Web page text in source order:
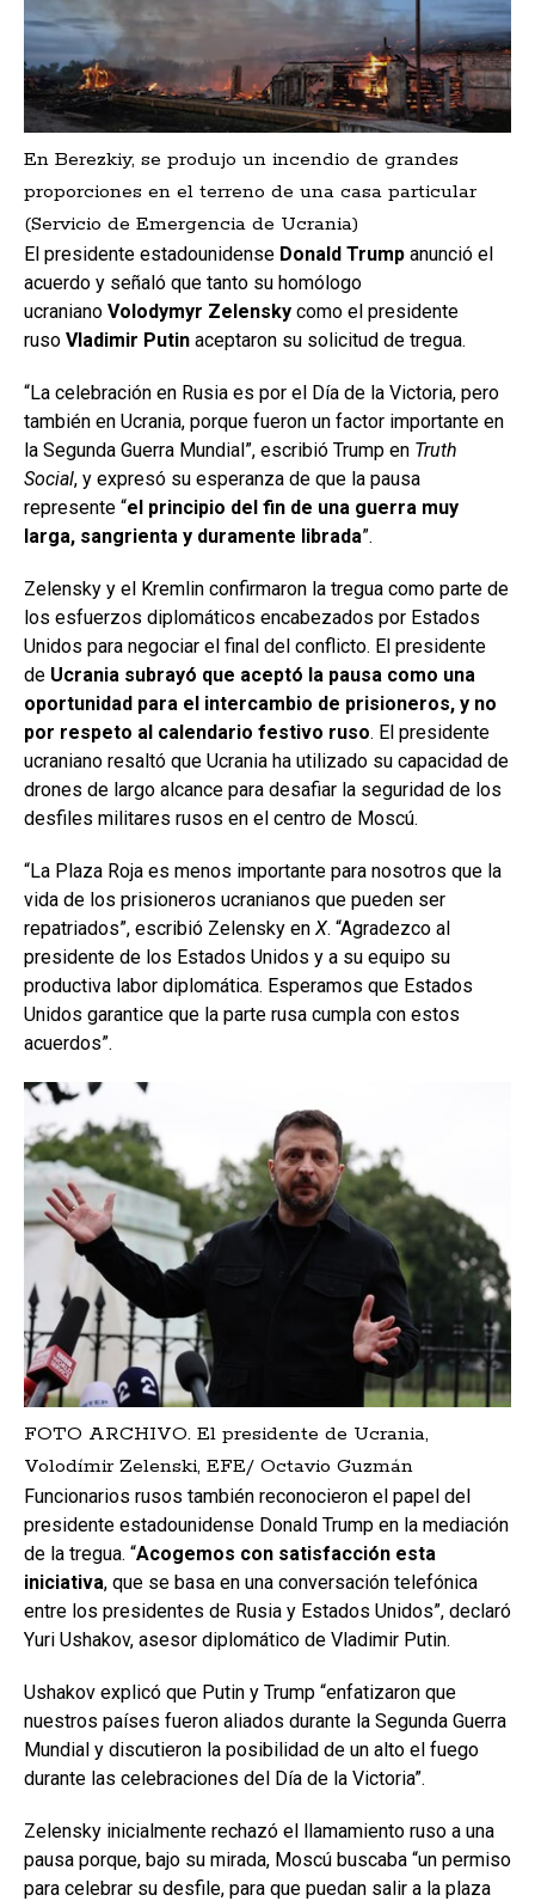
En Berezkiy, se produjo un incendio de grandes
proporciones en el terreno de una casa particular
(Servicio de Emergencia de Ucrania)
El presidente estadounidense Donald Trump anunció el
acuerdo y señaló que tanto su homólogo
ucraniano Volodymyr Zelensky como el presidente
ruso Vladimir Putin aceptaron su solicitud de tregua.
“La celebración en Rusia es por el Día de la Victoria, pero
también en Ucrania, porque fueron un factor importante en
la Segunda Guerra Mundial”, escribió Trump en Truth
Social, y expresó su esperanza de que la pausa
represente “el principio del fin de una guerra muy
larga, sangrienta y duramente librada”.
Zelensky y el Kremlin confirmaron la tregua como parte de
los esfuerzos diplomáticos encabezados por Estados
Unidos para negociar el final del conflicto. El presidente
de Ucrania subrayó que aceptó la pausa como una
oportunidad para el intercambio de prisioneros, y no
por respeto al calendario festivo ruso. El presidente
ucraniano resaltó que Ucrania ha utilizado su capacidad de
drones de largo alcance para desafiar la seguridad de los
desfiles militares rusos en el centro de Moscú.
“La Plaza Roja es menos importante para nosotros que la
vida de los prisioneros ucranianos que pueden ser
repatriados”, escribió Zelensky en X. “Agradezco al
presidente de los Estados Unidos y a su equipo su
productiva labor diplomática. Esperamos que Estados
Unidos garantice que la parte rusa cumpla con estos
acuerdos”.
FOTO ARCHIVO. El presidente de Ucrania,
Volodímir Zelenski, EFE/ Octavio Guzmán
Funcionarios rusos también reconocieron el papel del
presidente estadounidense Donald Trump en la mediación
de la tregua. “Acogemos con satisfacción esta
iniciativa, que se basa en una conversación telefónica
entre los presidentes de Rusia y Estados Unidos”, declaró
Yuri Ushakov, asesor diplomático de Vladimir Putin.
Ushakov explicó que Putin y Trump “enfatizaron que
nuestros países fueron aliados durante la Segunda Guerra
Mundial y discutieron la posibilidad de un alto el fuego
durante las celebraciones del Día de la Victoria”.
Zelensky inicialmente rechazó el llamamiento ruso a una
pausa porque, bajo su mirada, Moscú buscaba “un permiso
para celebrar su desfile, para que puedan salir a la plaza